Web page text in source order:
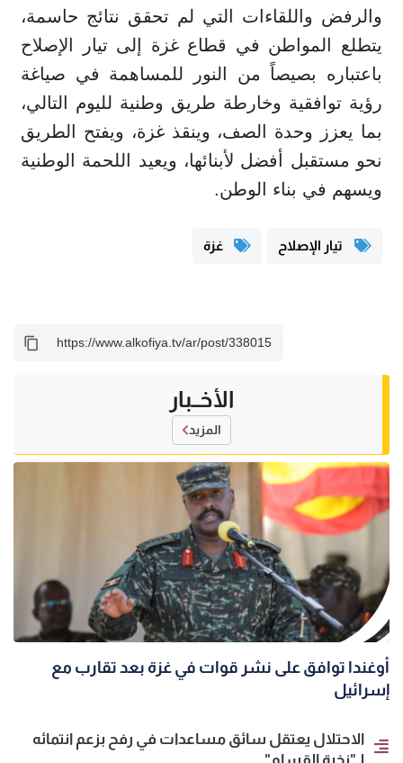
والرفض واللقاءات التي لم تحقق نتائج حاسمة،
يتطلع المواطن في قطاع غزة إلى تيار الإصلاح
باعتباره بصيصاً من النور للمساهمة في صياغة
رؤية توافقية وخارطة طريق وطنية لليوم التالي،
بما يعزز وحدة الصف، وينقذ غزة، ويفتح الطريق
نحو مستقبل أفضل لأبنائها، ويعيد اللحمة الوطنية
ويسهم في بناء الوطن.
تيار الإصلاح غزة
الأخــبار
المزيد
أوغندا توافق على نشر قوات في غزة بعد تقارب مع
إسرائيل
الاحتلال يعتقل سائق مساعدات في رفح بزعم انتمائه